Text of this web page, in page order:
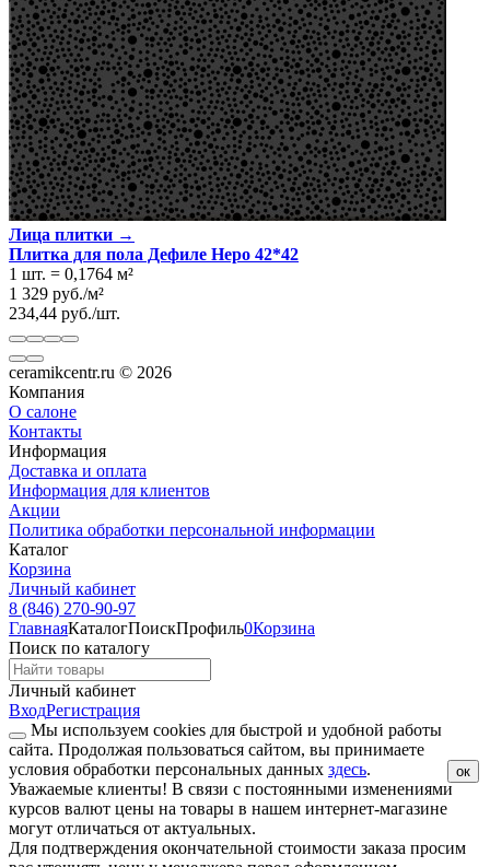
Лица плитки →
Плитка для пола Дефиле Неро 42*42
1 шт. = 0,1764 м²
1 329 руб./м²
234,44 руб./шт.
ceramikcentr.ru © 2026
Компания
О салоне
Контакты
Информация
Доставка и оплата
Информация для клиентов
Акции
Политика обработки персональной информации
Каталог
Корзина
Личный кабинет
8 (846) 270-90-97
ГлавнаяКаталогПоискПрофиль0Корзина
Поиск по каталогу
Личный кабинет
ВходРегистрация
Мы используем cookies для быстрой и удобной работы
сайта. Продолжая пользоваться сайтом, вы принимаете
условия обработки персональных данных здесь. ок
Уважаемые клиенты! В связи с постоянными изменениями
курсов валют цены на товары в нашем интернет-магазине
могут отличаться от актуальных.
Для подтверждения окончательной стоимости заказа просим